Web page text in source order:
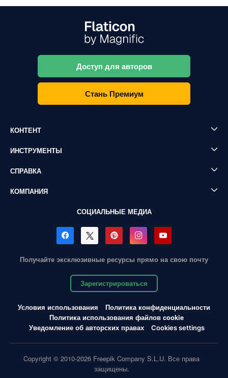
Доступ для авторов
Стань Премиум
КОНТЕНТ
ИНСТРУМЕНТЫ
СПРАВКА
КОМПАНИЯ
СОЦИАЛЬНЫЕ МЕДИА
Получайте эксклюзивные ресурсы прямо на свою почту
Зарегистрироваться
Условия использования
Политика конфиденциальности
Политика использования файлов cookie
Уведомление об авторских правах
Cookies settings
Copyright © 2010-2026 Freepik Company S.L.U. Все права
защищены.